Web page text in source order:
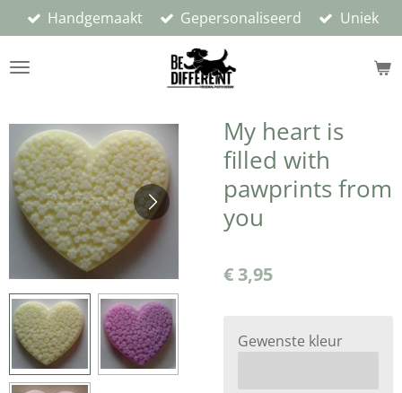
direct
naar
Handgemaakt Gepersonaliseerd Uniek
My heart is
filled with
pawprints from
you
€ 3,95
Gewenste kleur